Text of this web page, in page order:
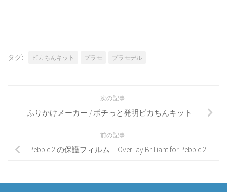
タグ: ピカちんキット プラモ プラモデル
次の記事
ふりかけメーカー / ポチっと発明ピカちんキット
前の記事
Pebble 2 の保護フィルム OverLay Brilliant for Pebble 2